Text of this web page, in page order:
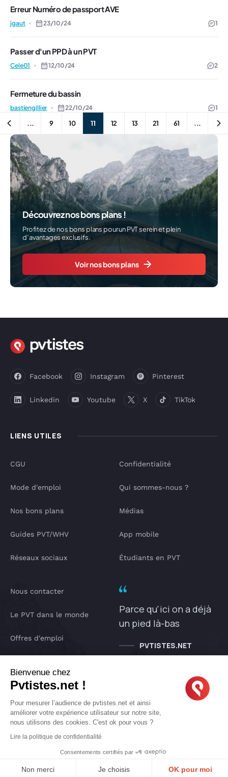
Erreur Numéro de passport AVE
jgaut 23/10/24 1
Passer d'un PPD à un PVT
Cele01 12/10/24 2
Fermeture du bassin
bastiengillier 22/10/24 1
... 9 10 11 12 13 21 61 ...
Découvrez nos bons plans !
Profitez de nos bons plans pour un PVT serein et plein
d’avantages exclusifs.
Voir nos bons plans
LIENS UTILES
Facebook Instagram Pinterest
Linkedin Youtube X TikTok
CGU
Mode d'emploi
Nos bons plans
Guides PVT/WHV
Réseaux sociaux
Confidentialité
Qui sommes-nous ?
Médias
App mobile
Étudiants en PVT
Nous contacter
Le PVT dans le monde
Offres d'emploi
IA pvtistes
Parce qu'ici on a déjà
un pied là-bas
PVTISTES.NET
Copyright © 2005-2026 pvtistes.net
Bienvenue chez
Pvtistes.net !
Pour mesurer l’audience de pvtistes.net et ainsi
améliorer votre expérience utilisateur sur notre site,
nous utilisons des cookies. C'est ok pour vous ?
Lire la politique de confidentialité
Consentements certifiés par
Non merci Je choisis OK pour moi